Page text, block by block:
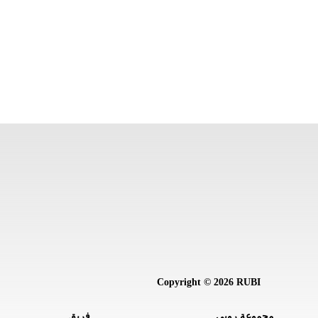
Copyright © 2026 RUBI